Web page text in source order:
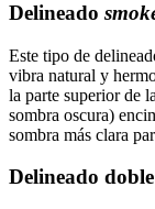
Delineado
Este tipo de
vibra natural y
la parte superior de
sombra oscura)
sombra más clara
Delineado doble